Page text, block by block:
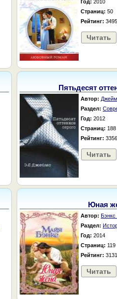
Год: 2010
Страниц: 50
Рейтинг:
Читать
Пятьдесят
Автор:
Раздел:
Год: 2012
Страниц: 188
Рейтинг:
Читать
Юная
Автор:
Раздел:
Год: 2014
Страниц: 119
Рейтинг:
Читать